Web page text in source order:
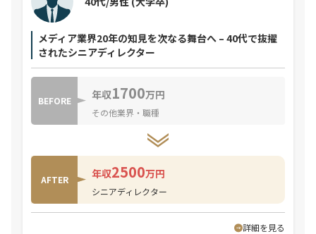
メディア業界20年の知見を次なる舞台へ – 40代で抜擢
されたシニアディレクター
BEFORE 年収1700万円
その他業界・職種
AFTER 年収2500万円
シニアディレクター
詳細を見る